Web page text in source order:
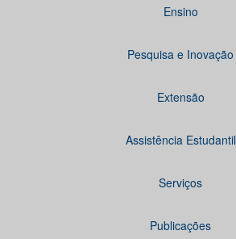
Ensino
Pesquisa e Inovação
Extensão
Assistência Estudantil
Serviços
Publicações